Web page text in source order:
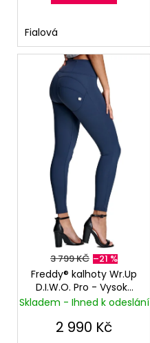
Fialová
3 799 KČ –21 %
Freddy® kalhoty Wr.Up
D.I.W.O. Pro - Vysoký
pas - Tmavě Modré
Skladem - Ihned k odeslání
2 990 Kč